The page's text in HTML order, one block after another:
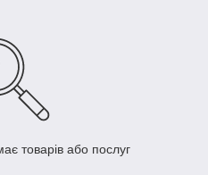
товарів або послуг